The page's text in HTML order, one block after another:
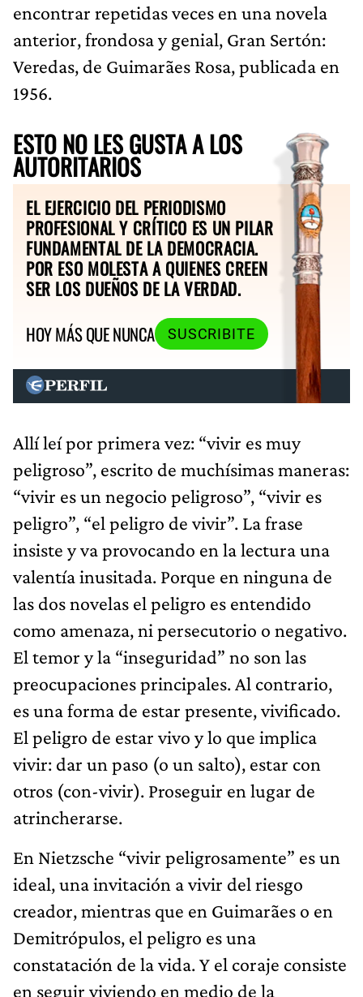
encontrar repetidas veces en una novela
anterior, frondosa y genial, Gran Sertón:
Veredas, de Guimarães Rosa, publicada en
1956.
ESTO NO LES GUSTA A LOS
AUTORITARIOS
EL EJERCICIO DEL PERIODISMO
PROFESIONAL Y CRÍTICO ES UN PILAR
FUNDAMENTAL DE LA DEMOCRACIA.
POR ESO MOLESTA A QUIENES CREEN
SER LOS DUEÑOS DE LA VERDAD.
HOY MÁS QUE NUNCA
SUSCRIBITE
Allí leí por primera vez: “vivir es muy
peligroso”, escrito de muchísimas maneras:
“vivir es un negocio peligroso”, “vivir es
peligro”, “el peligro de vivir”. La frase
insiste y va provocando en la lectura una
valentía inusitada. Porque en ninguna de
las dos novelas el peligro es entendido
como amenaza, ni persecutorio o negativo.
El temor y la “inseguridad” no son las
preocupaciones principales. Al contrario,
es una forma de estar presente, vivificado.
El peligro de estar vivo y lo que implica
vivir: dar un paso (o un salto), estar con
otros (con-vivir). Proseguir en lugar de
atrincherarse.
En Nietzsche “vivir peligrosamente” es un
ideal, una invitación a vivir del riesgo
creador, mientras que en Guimarães o en
Demitrópulos, el peligro es una
constatación de la vida. Y el coraje consiste
en seguir viviendo en medio de la